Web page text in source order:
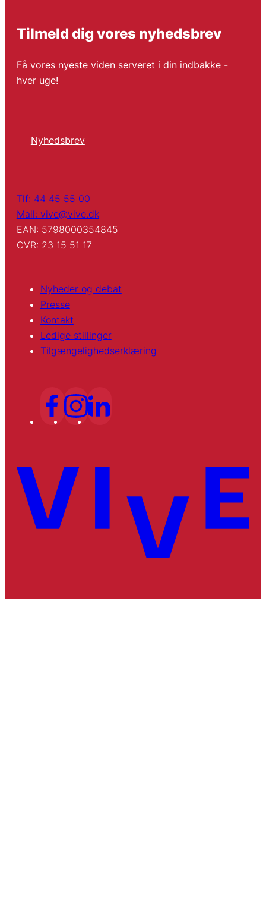
Tilmeld dig vores nyhedsbrev
Få vores nyeste viden serveret i din indbakke -
hver uge!
Nyhedsbrev
Tlf: 44 45 55 00
Mail: vive@vive.dk
EAN: 5798000354845
CVR: 23 15 51 17
Nyheder og debat
Presse
Kontakt
Ledige stillinger
Tilgængelighedserklæring